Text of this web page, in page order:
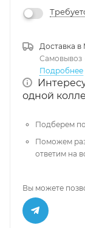
Доставка в
Самовывоз
Подробнее
одной
Подберем
Поможем
ответим на
Вы можете